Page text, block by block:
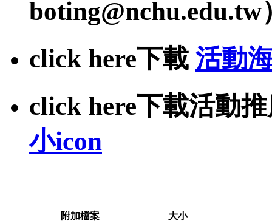
boting@nchu.edu.tw
click here下載 活動
click here下載活動
小icon
附加檔案
大小